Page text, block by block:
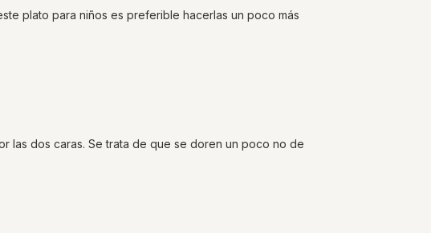
plato para niños es preferible hacerlas un poco más
las dos caras. Se trata de que se doren un poco no de